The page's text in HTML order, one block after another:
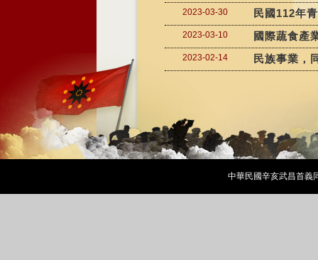
2023-03-30 民國112年
2023-03-10 國際蔬食產
2023-02-14 民族事業，
中華民國辛亥武昌首義